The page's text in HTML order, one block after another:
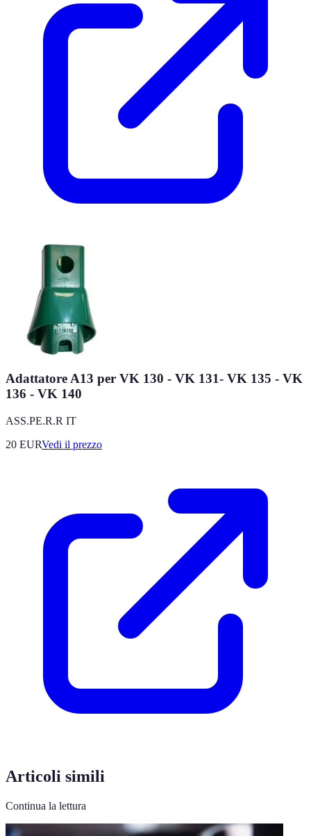
Adattatore A13 per VK 130 - VK 131- VK 135 - VK
136 - VK 140
ASS.PE.R.R IT
20 EURVedi il prezzo
Articoli simili
Continua la lettura